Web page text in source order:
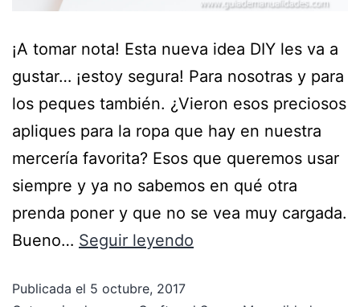
¡A tomar nota! Esta nueva idea DIY les va a
gustar… ¡estoy segura! Para nosotras y para
los peques también. ¿Vieron esos preciosos
apliques para la ropa que hay en nuestra
mercería favorita? Esos que queremos usar
siempre y ya no sabemos en qué otra
prenda poner y que no se vea muy cargada.
Bueno… Seguir leyendo
Publicada el 5 octubre, 2017